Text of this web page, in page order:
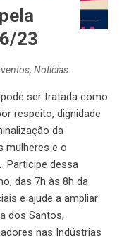
23
, Notícias
ser tratada como
respeito, dignidade
da
mulheres e o
Participe dessa
das 7h às 8h da
e ajude a ampliar
dos Santos,
nas Indústrias